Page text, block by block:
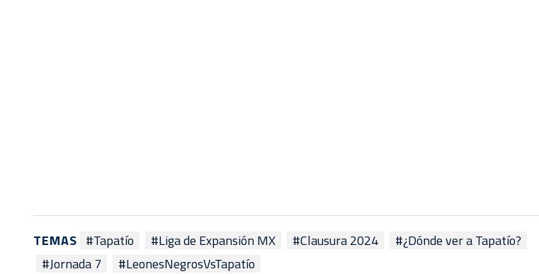
TEMAS #Tapatío #Liga de Expansión MX #Clausura 2024
#¿Dónde ver a Tapatío?
#Jornada 7
#LeonesNegrosVsTapatío